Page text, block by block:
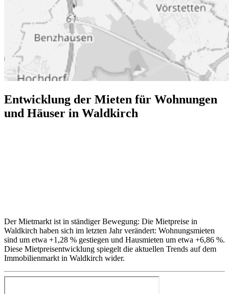
Entwicklung der Mieten für Wohnungen
und Häuser in Waldkirch
Der Mietmarkt ist in ständiger Bewegung: Die Mietpreise in
Waldkirch haben sich im letzten Jahr verändert: Wohnungsmieten
sind um etwa +1,28 % gestiegen und Hausmieten um etwa +6,86 %.
Diese Mietpreisentwicklung spiegelt die aktuellen Trends auf dem
Immobilienmarkt in Waldkirch wider.